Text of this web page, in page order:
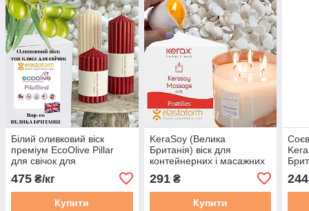
Білий оливковий віск
преміум EcoOlive Pillar
для свічок для
форм\стовпових. Довше
горить. Велика Британія.
Уп. 1 кг
475 ₴/кг
Купити
KeraSoy (Велика
Британія) віск для
контейнерних і масажних
Kerasoy massage
291₴
Купити
244